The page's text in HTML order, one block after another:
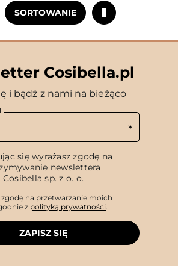
SORTOWANIE
Cosibella.pl
i bądź z nami na bieżąco
się wyrażasz zgodę na
newslettera
Cosibella sp. z o. o.
na przetwarzanie moich
z polityką prywatności.
ZAPISZ SIĘ